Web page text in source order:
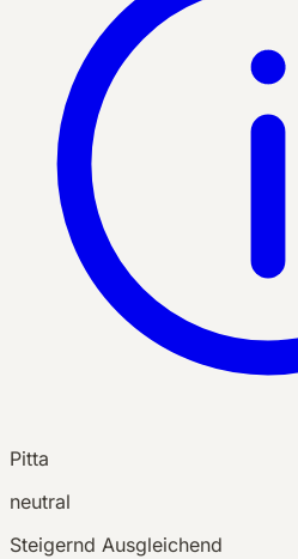
Pitta
neutral
Steigernd Ausgleichend